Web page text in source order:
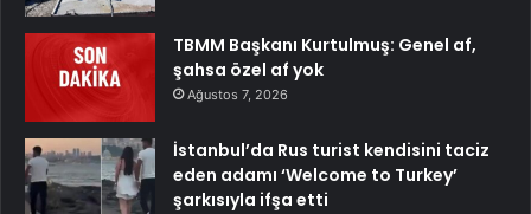
TBMM Başkanı Kurtulmuş: Genel af,
şahsa özel af yok
Ağustos 7, 2026
İstanbul’da Rus turist kendisini taciz
eden adamı ‘Welcome to Turkey’
şarkısıyla ifşa etti